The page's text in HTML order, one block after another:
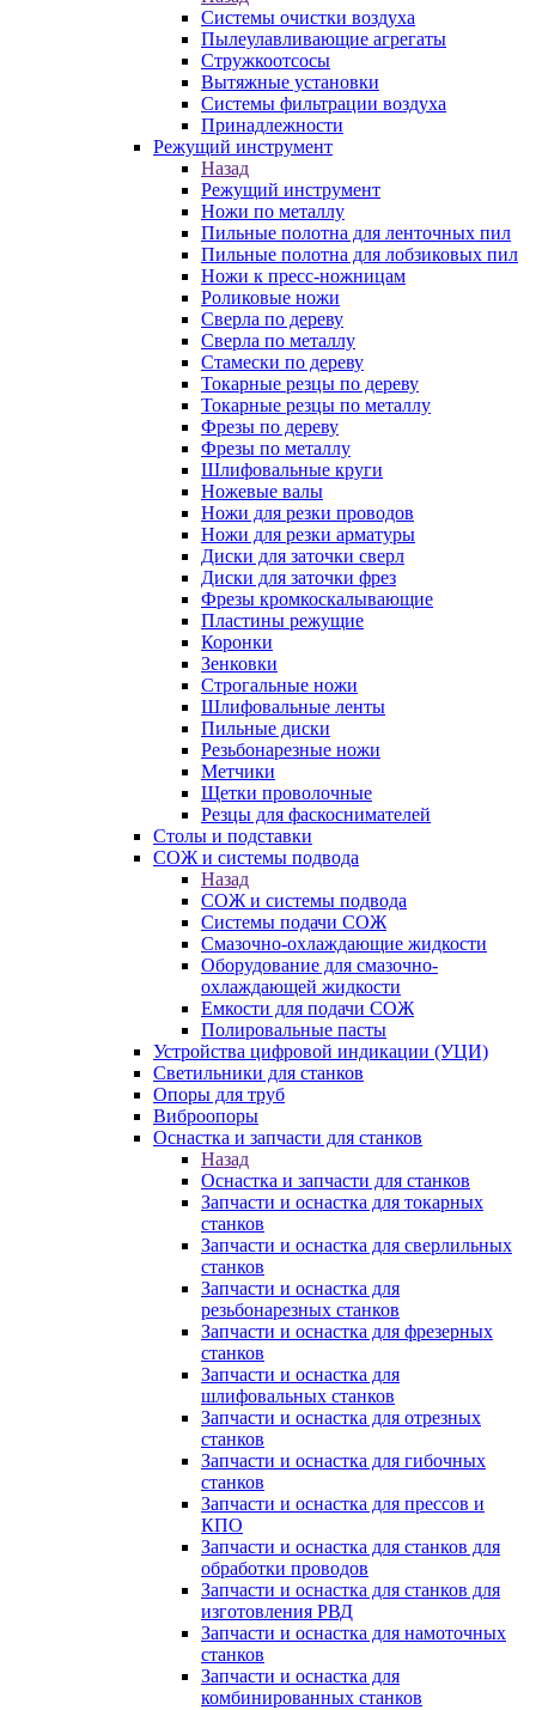
Системы очистки воздуха
Пылеулавливающие агрегаты
Стружкоотсосы
Вытяжные установки
Системы фильтрации воздуха
Принадлежности
Режущий инструмент
Назад
Режущий инструмент
Ножи по металлу
Пильные полотна для ленточных пил
Пильные полотна для лобзиковых пил
Ножи к пресс-ножницам
Роликовые ножи
Сверла по дереву
Сверла по металлу
Стамески по дереву
Токарные резцы по дереву
Токарные резцы по металлу
Фрезы по дереву
Фрезы по металлу
Шлифовальные круги
Ножевые валы
Ножи для резки проводов
Ножи для резки арматуры
Диски для заточки сверл
Диски для заточки фрез
Фрезы кромкоскалывающие
Пластины режущие
Коронки
Зенковки
Строгальные ножи
Шлифовальные ленты
Пильные диски
Резьбонарезные ножи
Метчики
Щетки проволочные
Резцы для фаскоснимателей
Столы и подставки
СОЖ и системы подвода
Назад
СОЖ и системы подвода
Системы подачи СОЖ
Смазочно-охлаждающие жидкости
Оборудование для смазочно-
охлаждающей жидкости
Емкости для подачи СОЖ
Полировальные пасты
Устройства цифровой индикации (УЦИ)
Светильники для станков
Опоры для труб
Виброопоры
Оснастка и запчасти для станков
Назад
Оснастка и запчасти для станков
Запчасти и оснастка для токарных
станков
Запчасти и оснастка для сверлильных
станков
Запчасти и оснастка для
резьбонарезных станков
Запчасти и оснастка для фрезерных
станков
Запчасти и оснастка для
шлифовальных станков
Запчасти и оснастка для отрезных
станков
Запчасти и оснастка для гибочных
станков
Запчасти и оснастка для прессов и
КПО
Запчасти и оснастка для станков для
обработки проводов
Запчасти и оснастка для станков для
изготовления РВД
Запчасти и оснастка для намоточных
станков
Запчасти и оснастка для
комбинированных станков